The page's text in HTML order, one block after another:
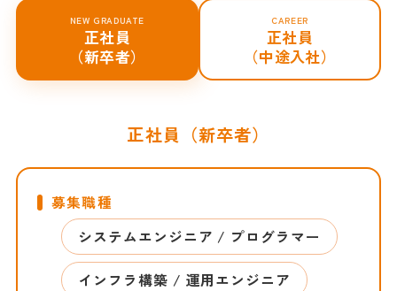
NEW GRADUATE
正社員
（新卒者）
CAREER
正社員
（中途入社）
正社員（新卒者）
募集職種
システムエンジニア / プログラマー
インフラ構築 / 運用エンジニア